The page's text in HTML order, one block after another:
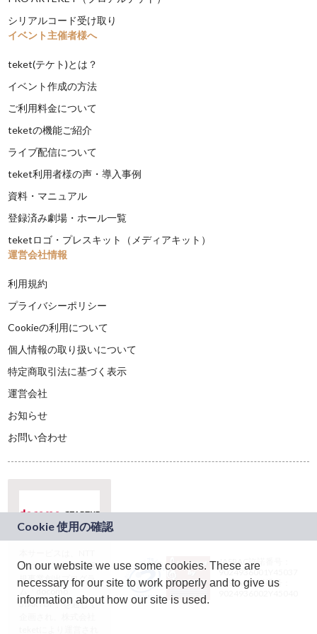
シリアルコード受け取り
イベント主催者様へ
teket(テケト)とは？
イベント作成の方法
ご利用料金について
teketの機能ご紹介
ライブ配信について
teket利用者様の声・導入事例
資料・マニュアル
登録済み劇場・ホール一覧
teketロゴ・プレスキット（メディアキット）
運営会社情報
利用規約
プライバシーポリシー
Cookieの利用について
個人情報の取り扱いについて
特定商取引法に基づく表示
運営会社
お知らせ
お問い合わせ
ドコモグループの新
規事業創出プログラ
ム「docomo
STARTUP」を通じて
JASRAC許諾番号：
9024936001Y45037
JASRAC許諾番号：
On our website we use some cookies. These are
necessary for our site to work properly and to give us
information about how our site is used.